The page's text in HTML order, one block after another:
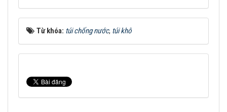
Từ khóa: túi chống nước, túi khô